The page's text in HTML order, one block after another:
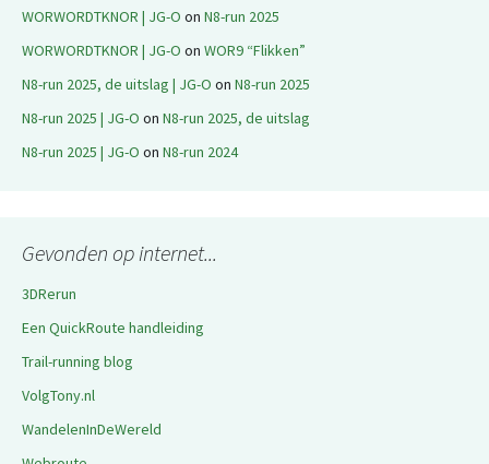
WORWORDTKNOR | JG-O on N8-run 2025
WORWORDTKNOR | JG-O on WOR9 “Flikken”
N8-run 2025, de uitslag | JG-O on N8-run 2025
N8-run 2025 | JG-O on N8-run 2025, de uitslag
N8-run 2025 | JG-O on N8-run 2024
Gevonden op internet...
3DRerun
Een QuickRoute handleiding
Trail-running blog
VolgTony.nl
WandelenInDeWereld